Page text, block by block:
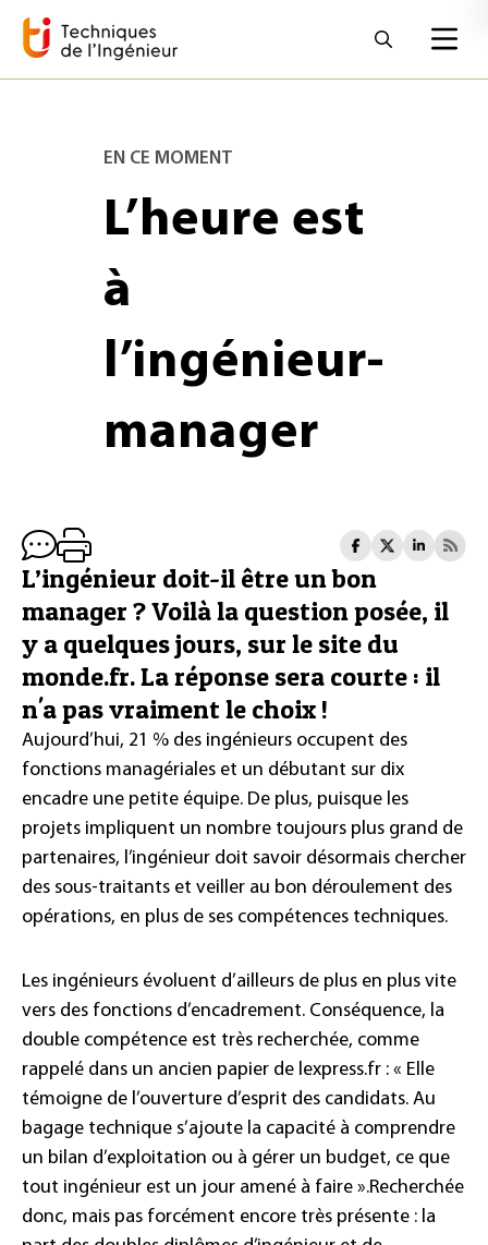
EN CE MOMENT
L’heure est
à
l’ingénieur-
manager
L’ingénieur doit-il être un bon
manager ? Voilà la question posée, il
y a quelques jours, sur le site du
monde.fr. La réponse sera courte : il
n'a pas vraiment le choix !
Aujourd’hui, 21 % des ingénieurs occupent des
fonctions managériales et un débutant sur dix
encadre une petite équipe. De plus, puisque les
projets impliquent un nombre toujours plus grand de
partenaires, l’ingénieur doit savoir désormais chercher
des sous-traitants et veiller au bon déroulement des
opérations, en plus de ses compétences techniques.
Les ingénieurs évoluent d’ailleurs de plus en plus vite
vers des fonctions d’encadrement. Conséquence, la
double compétence est très recherchée, comme
rappelé dans un ancien papier de lexpress.fr : « Elle
témoigne de l’ouverture d’esprit des candidats. Au
bagage technique s’ajoute la capacité à comprendre
un bilan d’exploitation ou à gérer un budget, ce que
tout ingénieur est un jour amené à faire ».Recherchée
donc, mais pas forcément encore très présente : la